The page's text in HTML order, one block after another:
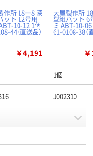
作所 18ー8 深
ット 12号用
10-12 1個
44（直送品）
大屋製作所
型組バット 6
ミ ABT-10-06
61-0108-38（
￥4,191
1個
J002310